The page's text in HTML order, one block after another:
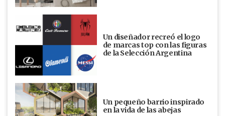
Un diseñador recreó el logo
de marcas top con las figuras
de la Selección Argentina
Un pequeño barrio inspirado
en la vida de las abejas